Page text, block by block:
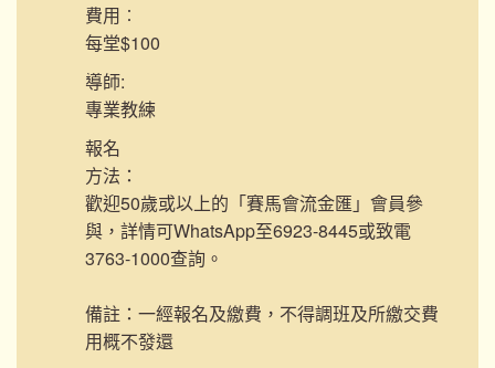
費用︰
每堂$100
導師:
專業教練
報名
方法：
歡迎50歲或以上的「賽馬會流金匯」會員參
與，詳情可WhatsApp至6923-8445或致電
3763-1000查詢。
備註：一經報名及繳費，不得調班及所繳交費
用概不發還